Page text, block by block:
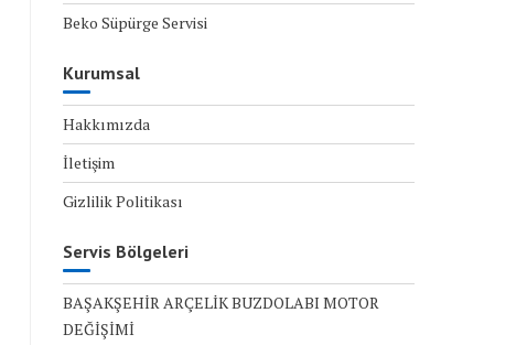
Beko Süpürge Servisi
Kurumsal
Hakkımızda
İletişim
Gizlilik Politikası
Servis Bölgeleri
BAŞAKŞEHİR ARÇELİK BUZDOLABI MOTOR
DEĞİŞİMİ